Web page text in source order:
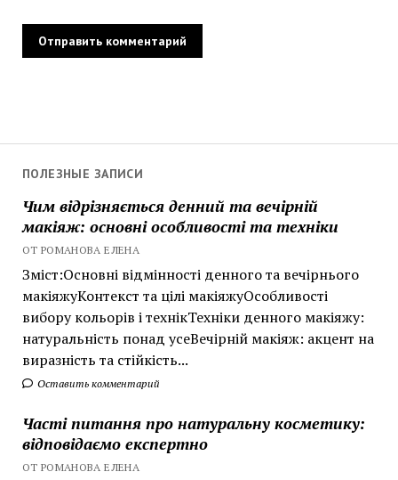
ПОЛЕЗНЫЕ ЗАПИСИ
Чим відрізняється денний та вечірній
макіяж: основні особливості та техніки
ОТ РОМАНОВА ЕЛЕНА
Зміст:Основні відмінності денного та вечірнього
макіяжуКонтекст та цілі макіяжуОсобливості
вибору кольорів і технікТехніки денного макіяжу:
натуральність понад усеВечірній макіяж: акцент на
виразність та стійкість...
Оставить комментарий
Часті питання про натуральну косметику:
відповідаємо експертно
ОТ РОМАНОВА ЕЛЕНА